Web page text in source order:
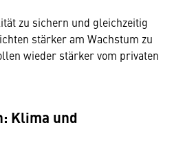
zu sichern und gleichzeitig
stärker am Wachstum zu
wieder stärker vom privaten
Klima und